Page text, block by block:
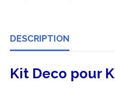
DESCRIPTION
Kit Deco pour